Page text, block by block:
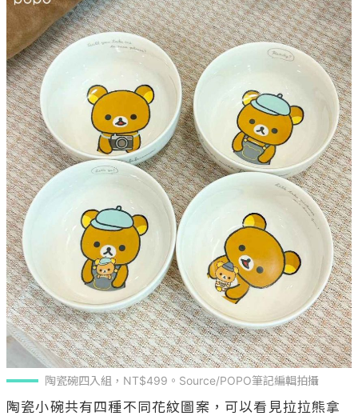
陶瓷碗四入組，NT$499。Source/POPO筆記編輯拍攝
陶瓷小碗共有四種不同花紋圖案，可以看見拉拉熊拿